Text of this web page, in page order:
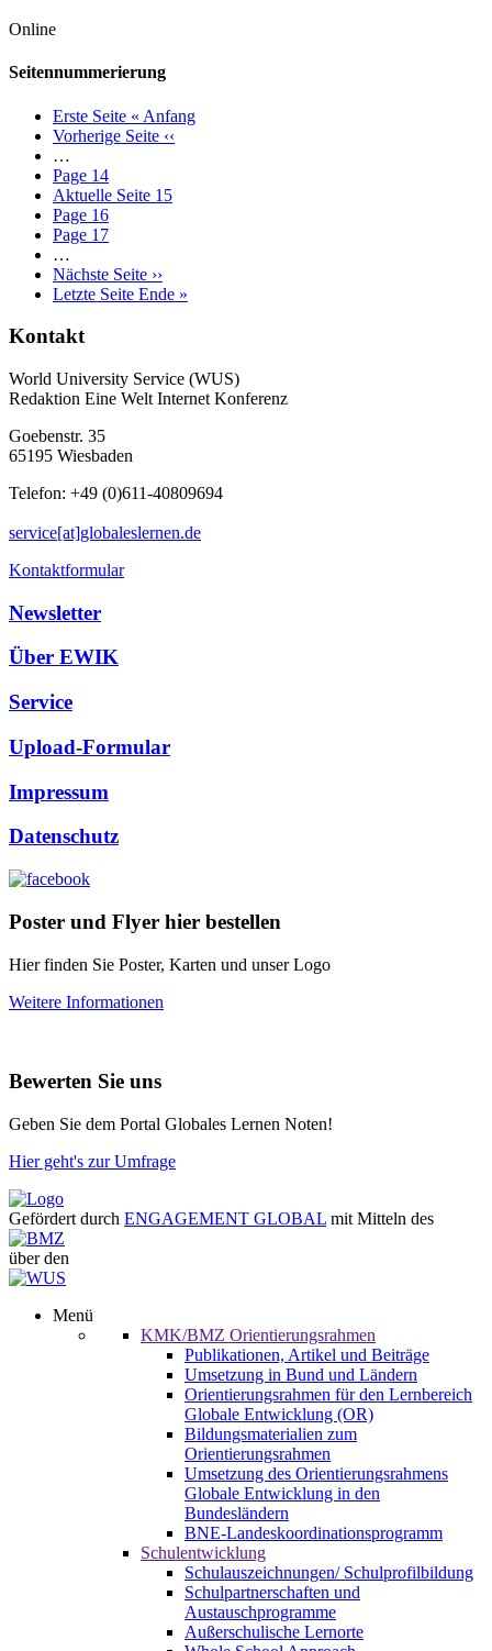
Online
Seitennummerierung
Erste Seite « Anfang
Vorherige Seite ‹‹
…
Page 14
Aktuelle Seite 15
Page 16
Page 17
…
Nächste Seite ››
Letzte Seite Ende »
Kontakt
World University Service (WUS)
Redaktion Eine Welt Internet Konferenz
Goebenstr. 35
65195 Wiesbaden
Telefon: +49 (0)611-40809694
service[at]globaleslernen.de
Kontaktformular
Newsletter
Über EWIK
Service
Upload-Formular
Impressum
Datenschutz
Poster und Flyer hier bestellen
Hier finden Sie Poster, Karten und unser Logo
Weitere Informationen
Bewerten Sie uns
Geben Sie dem Portal Globales Lernen Noten!
Hier geht's zur Umfrage
Gefördert durch ENGAGEMENT GLOBAL mit Mitteln des
über den
Menü
KMK/BMZ Orientierungsrahmen
Publikationen, Artikel und Beiträge
Umsetzung in Bund und Ländern
Orientierungsrahmen für den Lernbereich
Globale Entwicklung (OR)
Bildungsmaterialien zum
Orientierungsrahmen
Umsetzung des Orientierungsrahmens
Globale Entwicklung in den
Bundesländern
BNE-Landeskoordinationsprogramm
Schulentwicklung
Schulauszeichnungen/ Schulprofilbildung
Schulpartnerschaften und
Austauschprogramme
Außerschulische Lernorte